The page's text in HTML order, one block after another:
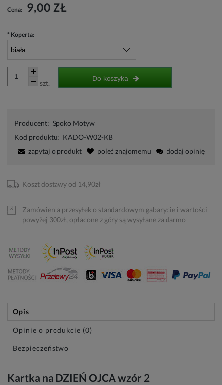
Cena: 9,00 ZŁ
* Koperta:
szt.
Do koszyka
Producent: Spoko Motyw
Kod produktu: KADO-W02-KB
zapytaj o produkt
poleć znajomemu dodaj opinię
Koszt dostawy od 14,90zł
Zamówienia przesyłek o standardowym gabarycie i wartości
powyżej 300zł, opłacone z góry są wysyłane za darmo
Opis
Opinie o produkcie (0)
Bezpieczeństwo
Kartka na DZIEŃ OJCA wzór 2